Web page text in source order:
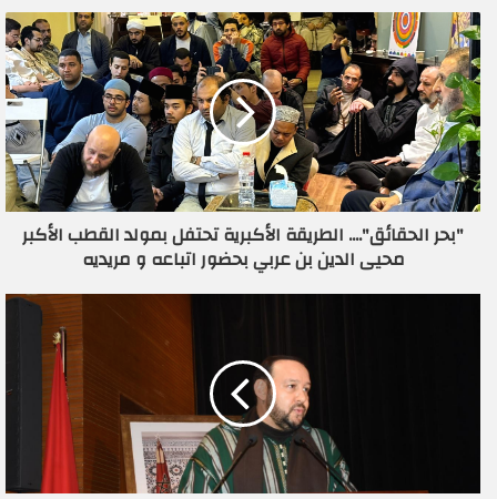
ي
د
ك
ا
ل
إ
ل
ك
ت
ي
"بحر الحقائق".... الطريقة الأكبرية تحتفل بمولد القطب الأكبر
محيى الدين بن عربي بحضور اتباعه و مريديه